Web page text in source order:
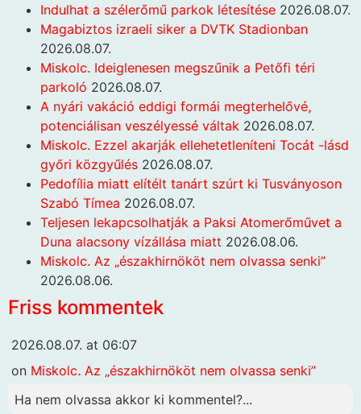
Indulhat a szélerőmű parkok létesítése 2026.08.07.
Magabiztos izraeli siker a DVTK Stadionban
2026.08.07.
Miskolc. Ideiglenesen megszűnik a Petőfi téri
parkoló 2026.08.07.
A nyári vakáció eddigi formái megterhelővé,
potenciálisan veszélyessé váltak 2026.08.07.
Miskolc. Ezzel akarják ellehetetleníteni Tocát -lásd
győri közgyűlés 2026.08.07.
Pedofília miatt elítélt tanárt szúrt ki Tusványoson
Szabó Tímea 2026.08.07.
Teljesen lekapcsolhatják a Paksi Atomerőművet a
Duna alacsony vízállása miatt 2026.08.06.
Miskolc. Az „északhirnököt nem olvassa senki”
2026.08.06.
Friss kommentek
2026.08.07. at 06:07
on Miskolc. Az „északhirnököt nem olvassa senki”
Ha nem olvassa akkor ki kommentel?...